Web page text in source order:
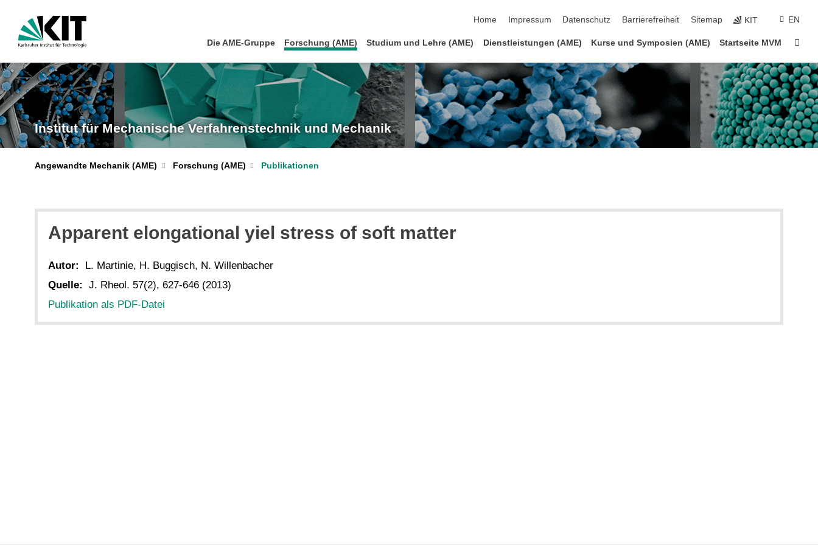
Home
Impressum Datenschutz Barrierefreiheit Sitemap KIT EN
Die AME-Gruppe Forschung (AME) Studium und Lehre (AME) Dienstleistungen (AME) Kurse und Symposien (AME) Startseite MVM
Institut für Mechanische Verfahrenstechnik und Mechanik
Angewandte Mechanik (AME) Forschung (AME) Publikationen
Apparent elongational yiel stress of soft matter
Autor:
L. Martinie, H. Buggisch, N. Willenbacher
Quelle:
J. Rheol. 57(2), 627-646 (2013)
Publikation als PDF-Datei